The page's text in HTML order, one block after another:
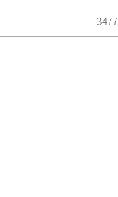
3477